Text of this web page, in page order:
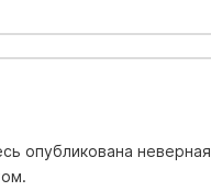
опубликована неверная